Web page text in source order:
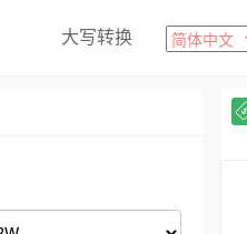
大写转换